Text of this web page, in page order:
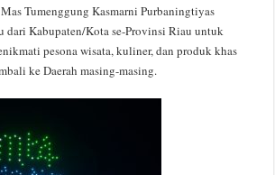
Tumenggung Kasmarni Purbaningtiyas
dari Kabupaten/Kota se-Provinsi Riau untuk
pesona wisata, kuliner, dan produk khas
ke Daerah masing-masing.